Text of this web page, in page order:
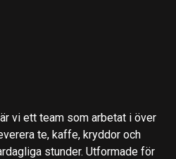
vi ett team som arbetat i över
te, kaffe, kryddor och
stunder. Utformade för